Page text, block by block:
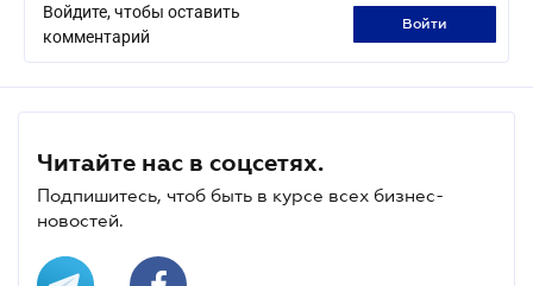
Войдите, чтобы оставить
комментарий
войти
Читайте нас в соцсетях.
Подпишитесь, чтоб быть в курсе всех бизнес-
новостей.